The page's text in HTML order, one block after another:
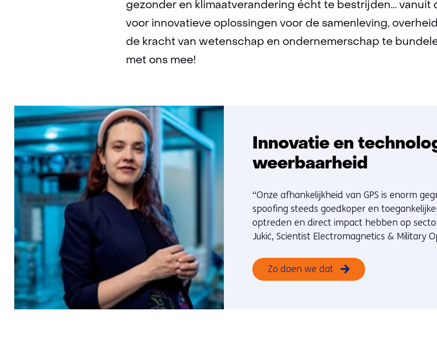
gezonder en klimaatverandering écht te bestrijden... vanuit
voor innovatieve oplossingen voor de samenleving,
de kracht van wetenschap en ondernemerschap te
met ons mee!
Innovatie en
weerbaarheid
“Onze afhankelijkheid van GPS is enorm
spoofing steeds goedkoper en
optreden en direct impact hebben op
Jukić, Scientist Electromagnetics & Military
Zo doen we dat